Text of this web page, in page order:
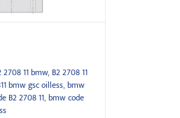
2708 11 bmw, B2 2708 11
bmw gsc oilless, bmw
B2 2708 11, bmw code